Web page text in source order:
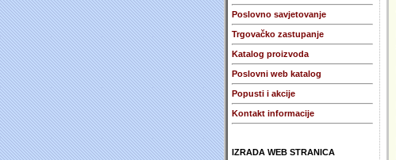
Poslovno savjetovanje
Trgovačko zastupanje
Katalog proizvoda
Poslovni web katalog
Popusti i akcije
Kontakt informacije
IZRADA WEB STRANICA